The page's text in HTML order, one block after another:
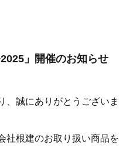
」開催のお知らせ
、誠にありがとうございま
社根建のお取り扱い商品を